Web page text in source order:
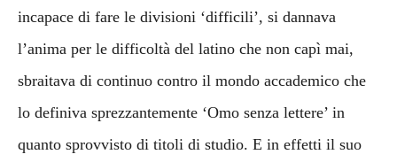
incapace di fare le divisioni ‘difficili’, si dannava
l’anima per le difficoltà del latino che non capì mai,
sbraitava di continuo contro il mondo accademico che
lo definiva sprezzantemente ‘Omo senza lettere’ in
quanto sprovvisto di titoli di studio. E in effetti il suo